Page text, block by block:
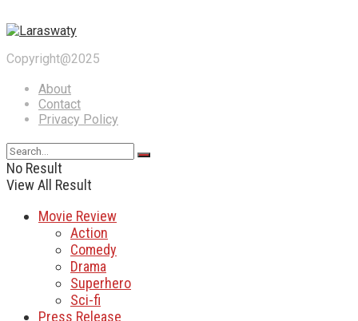
Copyright@2025
About
Contact
Privacy Policy
No Result
View All Result
Movie Review
Action
Comedy
Drama
Superhero
Sci-fi
Press Release